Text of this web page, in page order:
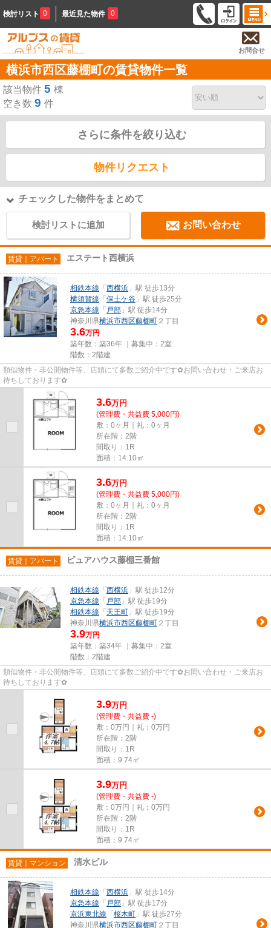
検討リスト 0 最近見た物件 0
お問合せ
横浜市西区藤棚町の賃貸物件一覧
該当物件 5 棟
空き数 9 件
さらに条件を絞り込む
物件リクエスト
チェックした物件をまとめて
検討リストに追加 お問い合わせ
賃貸｜アパート エステート西横浜
相鉄本線 「 西横浜 」駅 徒歩13分
横須賀線 「 保土ケ谷 」駅 徒歩25分
京急本線 「 戸部 」駅 徒歩14分
神奈川県横浜市西区藤棚町 ２丁目
3.6万円
築年数：築36年 ｜募集中： 2室
階数：2階建
類似物件・非公開物件等、店頭にて多数ご紹介中です✿お問い合わせ・ご来店お
待ちしております✿
3.6万円
(管理費・共益費 5,000円)
敷：0ヶ月｜礼：0ヶ月
所在階：2階
間取り：1R
面積：14.10㎡
3.6万円
(管理費・共益費 5,000円)
敷：0ヶ月｜礼：0ヶ月
所在階：2階
間取り：1R
面積：14.10㎡
賃貸｜アパート ピュアハウス藤棚三番館
相鉄本線 「 西横浜 」駅 徒歩12分
京急本線 「 戸部 」駅 徒歩19分
相鉄本線 「 天王町 」駅 徒歩19分
神奈川県横浜市西区藤棚町 ２丁目
3.9万円
築年数：築34年 ｜募集中： 2室
階数：2階建
類似物件・非公開物件等、店頭にて多数ご紹介中です✿お問い合わせ・ご来店お
待ちしております✿
3.9万円
(管理費・共益費 -)
敷：0万円｜礼：0万円
所在階：2階
間取り：1R
面積：9.74㎡
3.9万円
(管理費・共益費 -)
敷：0万円｜礼：0万円
所在階：2階
間取り：1R
面積：9.74㎡
賃貸｜マンション 清水ビル
相鉄本線 「 西横浜 」駅 徒歩14分
京急本線 「 戸部 」駅 徒歩17分
京浜東北線 「 桜木町 」駅 徒歩27分
神奈川県横浜市西区藤棚町 ２丁目